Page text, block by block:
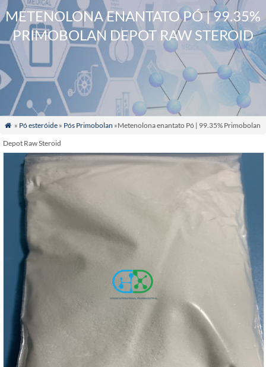
METENOLONA ENANTATO PÓ | 99.35%
PRIMOBOLAN DEPOT RAW STEROID
 » Pó esteróide» Pós Primobolan »Metenolona enantato Pó | 99.35% Primobolan
Depot Raw Steroid